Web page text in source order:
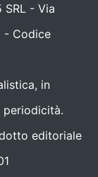
- Via
- Codice
in
periodicità.
editoriale